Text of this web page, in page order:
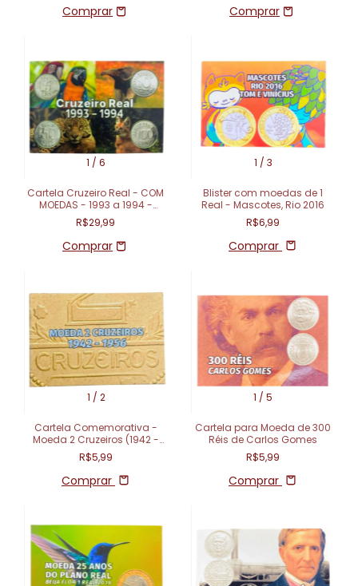
1 / 6
Cartela Cruzeiro Real - COM
MOEDAS - 1993 a 1994 -
Fauna
R$29,99
1 / 3
Blister com moedas de 1
Real - Mascotes, Rio 2016
R$6,99
Comprar
1 / 2
Cartela Comemorativa -
Moeda 2 Cruzeiros (1942 -
1956)
R$5,99
Comprar
1 / 5
Cartela para Moeda de 300
Réis de Carlos Gomes
R$5,99
Comprar